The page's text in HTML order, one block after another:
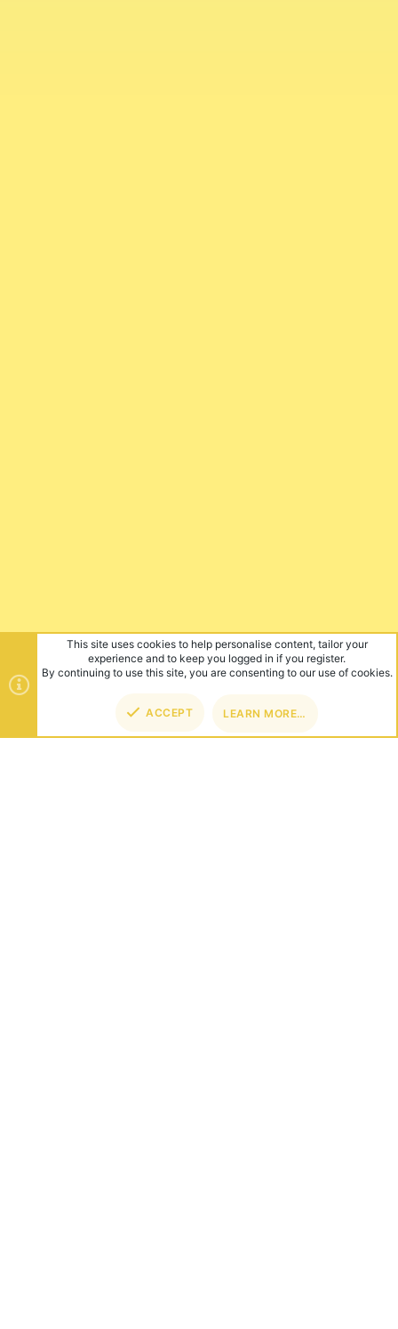
This site uses cookies to help personalise content, tailor your
experience and to keep you logged in if you register.
By continuing to use this site, you are consenting to our use of cookies.
ACCEPT LEARN MORE…